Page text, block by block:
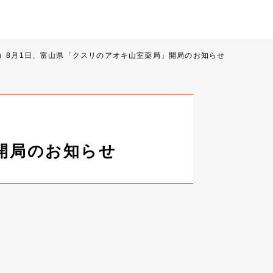
8月1日、富山県「クスリのアオキ山室薬局」開局のお知らせ
局のお知らせ